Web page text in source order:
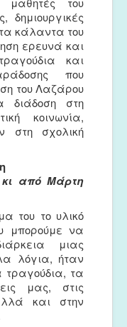
δημιουργικές
κάλαντα του
ερευνά και
και
που
του Λαζάρου
διάδοση στη
κοινωνία,
στη σχολική
από Μάρτη
του το υλικό
μπορούμε να
μιας
λόγια, ήταν
τραγούδια, τα
μας, στις
και στην